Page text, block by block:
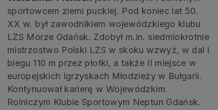
sportowcem ziemi puckiej. Pod koniec lat 50.
XX w. był zawodnikiem wojewódzkiego klubu
LZS Morze Gdańsk. Zdobył m.in. siedmiokrotnie
mistrzostwo Polski LZS w skoku wzwyż, w dal i
biegu 110 m przez płotki, a także II miejsce w
europejskich Igrzyskach Młodzieży w Bułgarii.
Kontynuował karierę w Wojewódzkim
Rolniczym Klubie Sportowym Neptun Gdańsk.